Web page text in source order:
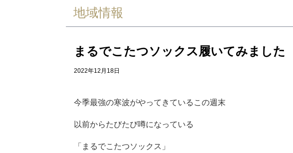
地域情報
まるでこたつソックス履いてみました
2022年12月18日
今季最強の寒波がやってきているこの週末
以前からたびたび噂になっている
「まるでこたつソックス」